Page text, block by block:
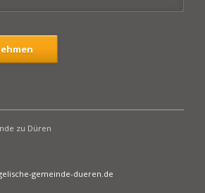
zu Düren
gemeinde-dueren.de